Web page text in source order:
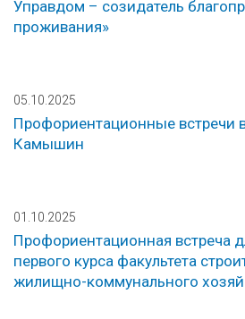
Управдом – созидатель
проживания»
05.10.2025
Профориентационные встречи
Камышин
01.10.2025
Профориентационная встреча
первого курса факультета
жилищно-коммунального